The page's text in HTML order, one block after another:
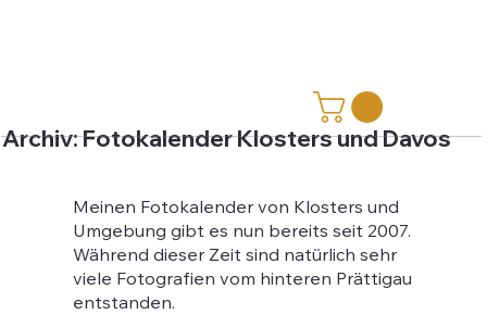
Archiv: Fotokalender Klosters und Davos
Meinen Fotokalender von Klosters und
Umgebung gibt es nun bereits seit 2007.
Während dieser Zeit sind natürlich sehr
viele Fotografien vom hinteren Prättigau
entstanden.